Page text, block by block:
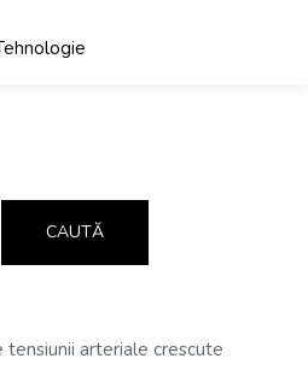
CAUTĂ
arteriale crescute